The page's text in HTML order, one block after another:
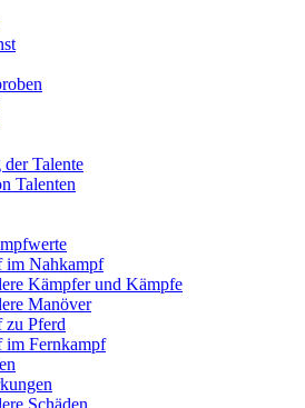
Talente
Talenten
im Nahkampf
Kämpfer und Kämpfe
Manöver
zu Pferd
im Fernkampf
Schäden